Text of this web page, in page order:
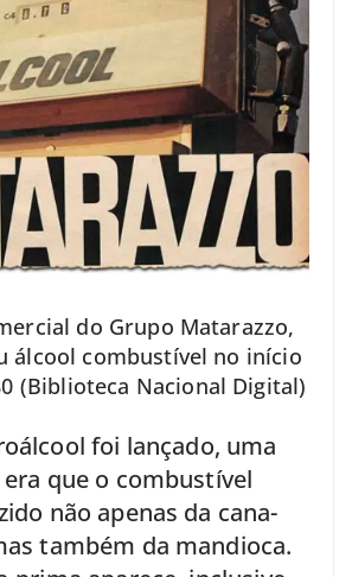
do Grupo Matarazzo,
álcool combustível no início
(Biblioteca Nacional Digital)
foi lançado, uma
que o combustível
não apenas da cana-
também da mandioca.